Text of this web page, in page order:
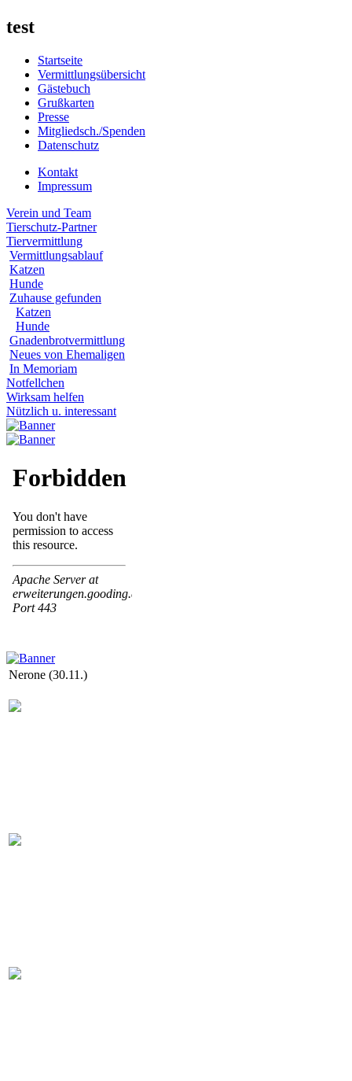
test
Startseite
Vermittlungsübersicht
Gästebuch
Grußkarten
Presse
Mitgliedsch./Spenden
Datenschutz
Kontakt
Impressum
Verein und Team
Tierschutz-Partner
Tiervermittlung
Vermittlungsablauf
Katzen
Hunde
Zuhause gefunden
Katzen
Hunde
Gnadenbrotvermittlung
Neues von Ehemaligen
In Memoriam
Notfellchen
Wirksam helfen
Nützlich u. interessant
Nerone (30.11.)